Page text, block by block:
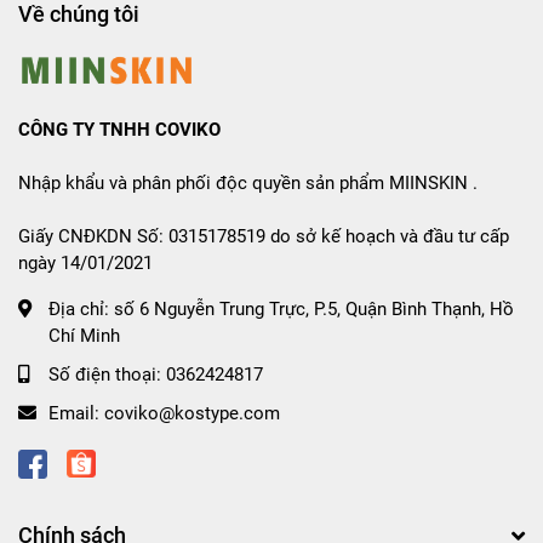
Thay thế lớp makeup, giúp che đi những khuyết điểm
Hỗ trợ dưỡng trắng da từ sâu bên trong cấu trúc da. -
Water, Butylene Glycol, Dimethicone, 1,2-Hexanediol,
Cyclopentasiloxane, Centella Asiatica Extract, Niacinamide,
Glycerin, Titanium Dioxide, Panthenol, Sodium
Caprylic/Capric Triglyceride, Isohexadecane, Sodium
Polyacrylate, Ethylhexyl Stearate, Caprylyl Glycol,
Polysorbate 80, Sorbitan Oleate, Trideceth-6, Adenosine,
Aluminum Hydroxide, Triethoxycaprylylsilane, Disodium
EDTA, Hippophae Rhamnoides Extract, Calendula
Officinalis Flower Extract, Spinacia Oleracea (Spinach)
Về chúng tôi
CÔNG TY TNHH COVIKO
Nhập khẩu và phân phối độc quyền sản phẩm MIINSKIN .
Giấy CNĐKDN Số: 0315178519 do sở kế hoạch và đầu tư cấp
ngày 14/01/2021
Địa chỉ: số 6 Nguyễn Trung Trực, P.5, Quận Bình Thạnh, Hồ
Chí Minh
Số điện thoại: 0362424817
Email: coviko@kostype.com
Chính sách